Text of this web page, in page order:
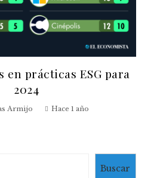
en prácticas ESG para
2024
Armijo Hace 1 año
Buscar